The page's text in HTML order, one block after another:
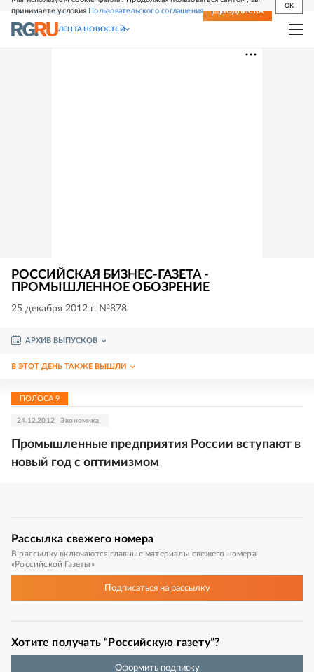
принимаете условия Пользовательского соглашения
OK
СВЕЖИЙ НОМЕР ПОДПИСКА
ЛЕНТА НОВОСТЕЙ
РОССИЙСКАЯ БИЗНЕС-ГАЗЕТА -
ПРОМЫШЛЕННОЕ ОБОЗРЕНИЕ
25 декабря 2012 г. №878
АРХИВ ВЫПУСКОВ
В ЭТОТ ДЕНЬ ТАКЖЕ ВЫШЛИ
ПОЛОСА 9
24.12.2012 Экономика
Промышленные предприятия России вступают в
новый год с оптимизмом
Рассылка свежего номера
В рассылку включаются главные материалы свежего номера
«Российской Газеты»
Подписатьсяна рассылку
Хотите получать “Российскую газету”?
Оформить подписку